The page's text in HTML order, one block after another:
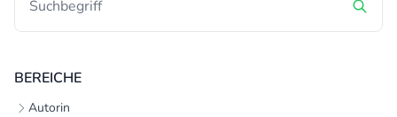
BEREICHE
Autorin